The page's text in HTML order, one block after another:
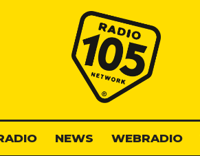
Radio 105
NEWS WEBRADIO